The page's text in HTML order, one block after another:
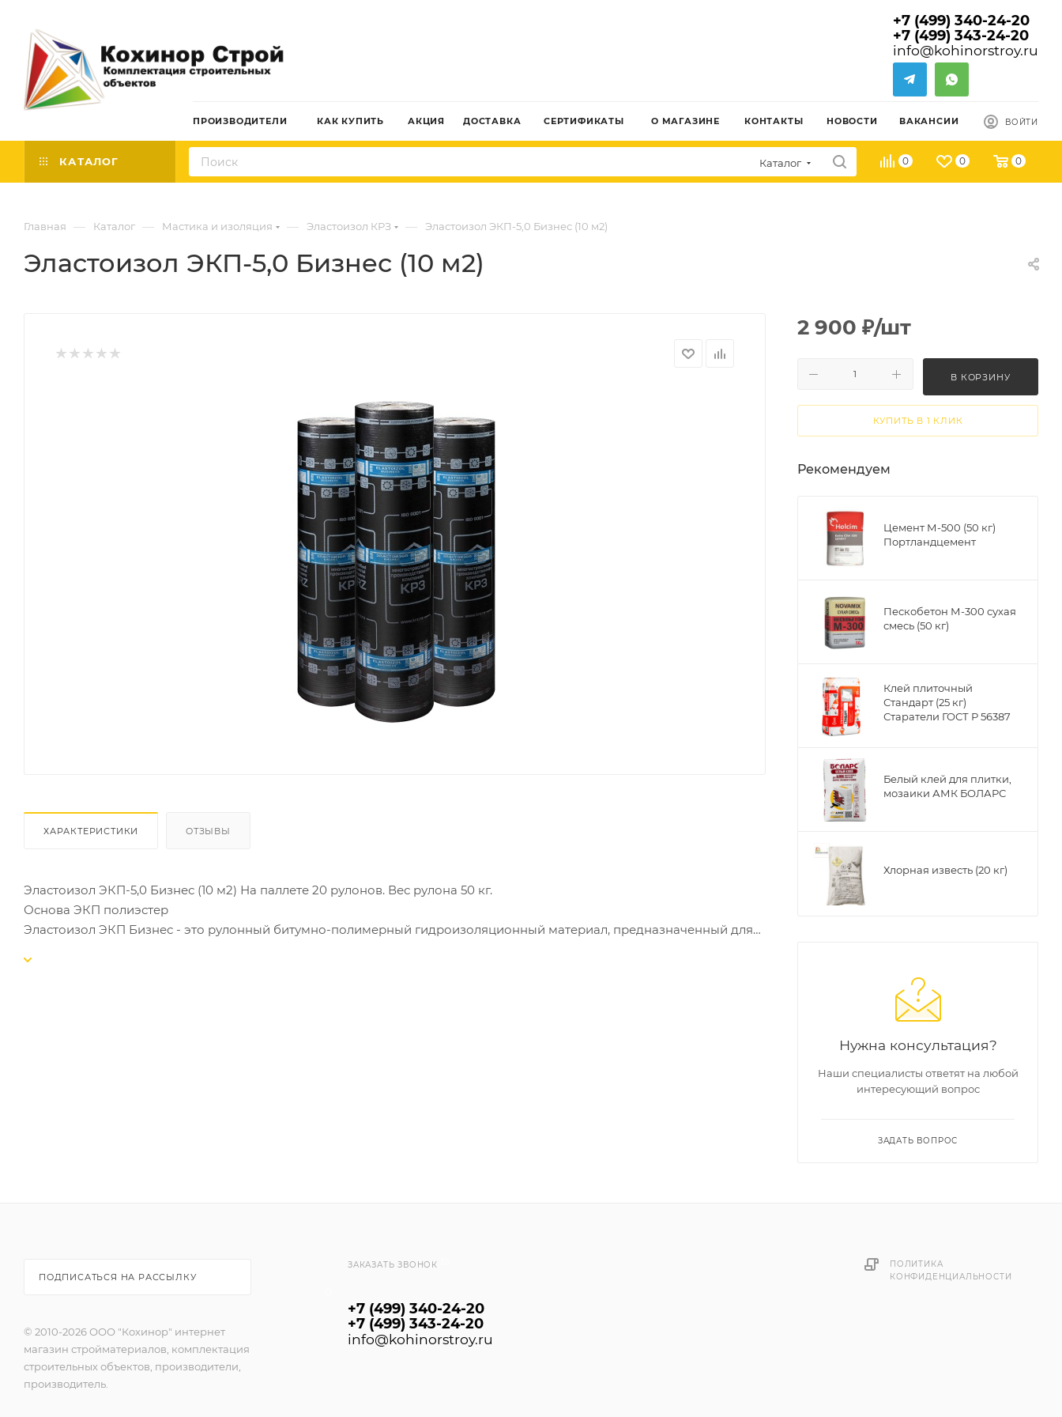
+7 (499) 340-24-20
+7 (499) 343-24-20
info@kohinorstroy.ru
ПРОИЗВОДИТЕЛИ КАК КУПИТЬ АКЦИЯ ДОСТАВКА СЕРТИФИКАТЫ О МАГАЗИНЕ КОНТАКТЫ НОВОСТИ ВАКАНСИИ ВОЙТИ
КАТАЛОГ Каталог 0 0 0
Главная — Каталог — Мастика и изоляция — Эластоизол КРЗ — Эластоизол ЭКП-5,0 Бизнес (10 м2)
Эластоизол ЭКП-5,0 Бизнес (10 м2)
ХАРАКТЕРИСТИКИ ОТЗЫВЫ
Эластоизол ЭКП-5,0 Бизнес (10 м2) На паллете 20 рулонов. Вес рулона 50 кг.
Основа ЭКП полиэстер
Эластоизол ЭКП Бизнес - это рулонный битумно-полимерный гидроизоляционный материал, предназначенный для
2 900 ₽/шт
В КОРЗИНУ
КУПИТЬ В 1 КЛИК
Рекомендуем
Цемент М-500 (50 кг)
Портландцемент
Пескобетон М-300 сухая
смесь (50 кг)
Клей плиточный
Стандарт (25 кг)
Старатели ГОСТ Р 56387
Белый клей для плитки,
мозаики АМК БОЛАРС
Хлорная известь (20 кг)
Нужна консультация?
Наши специалисты ответят на любой
интересующий вопрос
ЗАДАТЬ ВОПРОС
ПОДПИСАТЬСЯ НА РАССЫЛКУ
© 2010-2026 ООО "Кохинор" интернет
магазин стройматериалов, комплектация
строительных объектов, производители,
производитель.
ЗАКАЗАТЬ ЗВОНОК
+7 (499) 340-24-20
+7 (499) 343-24-20
info@kohinorstroy.ru
ПОЛИТИКА
КОНФИДЕНЦИАЛЬНОСТИ